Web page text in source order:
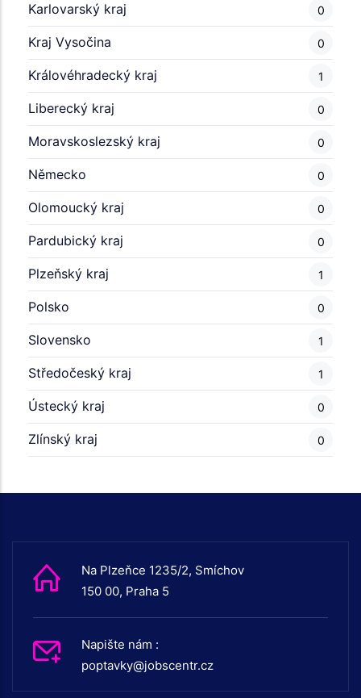
Karlovarský kraj 0
Kraj Vysočina 0
Královéhradecký kraj 1
Liberecký kraj 0
Moravskoslezský kraj 0
Německo 0
Olomoucký kraj 0
Pardubický kraj 0
Plzeňský kraj 1
Polsko 0
Slovensko 1
Středočeský kraj 1
Ústecký kraj 0
Zlínský kraj 0
Na Plzeňce 1235/2, Smíchov
150 00, Praha 5
Napište nám :
poptavky@jobscentr.cz